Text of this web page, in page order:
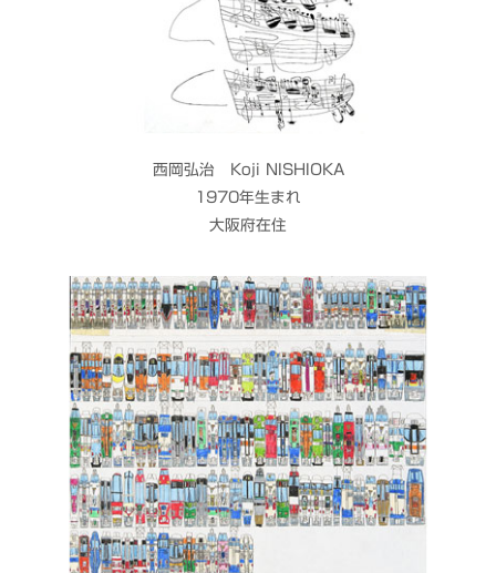
西岡弘治 Koji NISHIOKA
1970年生まれ
大阪府在住